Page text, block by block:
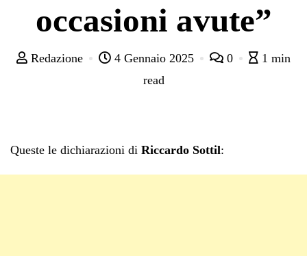
occasioni avute”
Redazione 4 Gennaio 2025 0
1 min
read
Queste le dichiarazioni di Riccardo Sottil: